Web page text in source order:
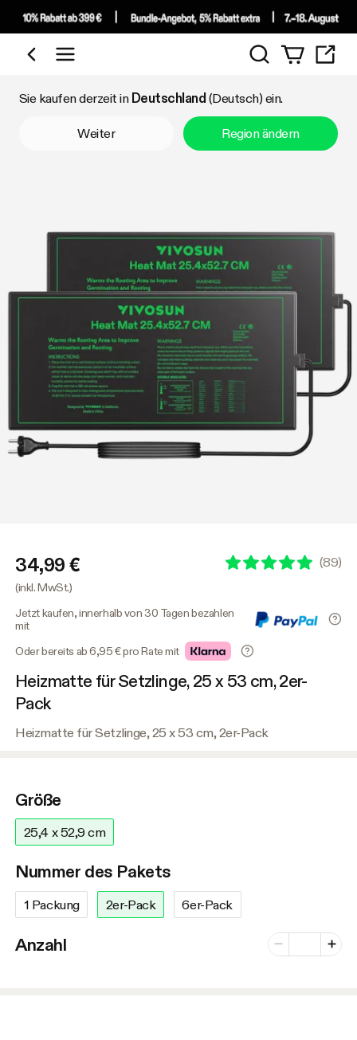
Nach Kategorie einkaufen
Suchen
Sie kaufen derzeit in Deutschland (Deutsch) ein.
Weiter Region ändern
34,99 € (89)
(inkl. MwSt.)
Jetzt kaufen, innerhalb von 30 Tagen bezahlen
mit
Oder bereits ab 6,95 € pro Rate mit
Heizmatte für Setzlinge, 25 x 53 cm, 2er-
Pack
Heizmatte für Setzlinge, 25 x 53 cm, 2er-Pack
Größe
25,4 x 52,9 cm
Nummer des Pakets
1 Packung 2er-Pack 6er-Pack
Anzahl Minus
Anzahl der
Plus